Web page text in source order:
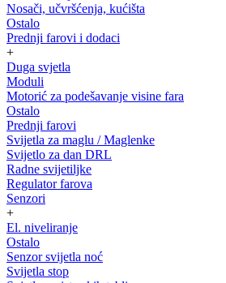
Nosači, učvršćenja, kućišta
Ostalo
Prednji farovi i dodaci
+
Duga svjetla
Moduli
Motorić za podešavanje visine fara
Ostalo
Prednji farovi
Svijetla za maglu / Maglenke
Svijetlo za dan DRL
Radne svijetiljke
Regulator farova
Senzori
+
El. niveliranje
Ostalo
Senzor svijetla noć
Svijetla stop